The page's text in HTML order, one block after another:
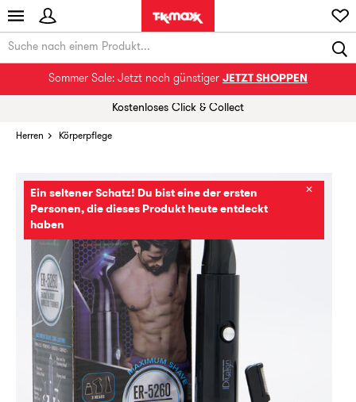
Sommer Sale: Jetzt noch günstiger JETZT SHOPPEN
Kostenloses Click & Collect
Herren Körperpflege
Ein seltener Schatz! Du bist eine der ersten
Personen, die dieses Produkt heute entdeckt
haben
✕